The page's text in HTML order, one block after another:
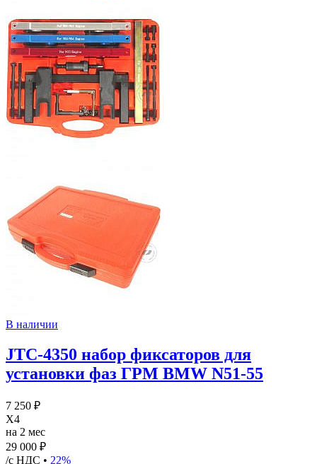
В наличии
JTC-4350 набор фиксаторов для
установки фаз ГРМ BMW N51-55
7 250 ₽
X4
на 2 мес
29 000 ₽
/с НДС • 22%